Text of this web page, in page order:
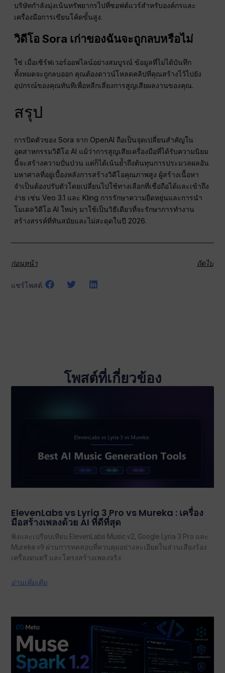
บริษัทกำลังมุ่งเน้นทรัพยากรไปที่ซอฟต์แวร์สำหรับองค์กรและ
เครื่องมือการเขียนโค้ดขั้นสูง.
วิดีโอ Sora เก่าของฉันจะถูกลบหรือไม่
ใช่ เมื่อเซิร์ฟเวอร์ออฟไลน์อย่างสมบูรณ์ ข้อมูลที่ไม่ได้บันทึก
ทั้งหมดจะถูกลบออก คุณต้องดาวน์โหลดคลิปที่คุณสร้างไว้ไปยัง
อุปกรณ์ของคุณทันทีเพื่อหลีกเลี่ยงการสูญเสียผลงานของคุณ.
สรุป
การปิดตัวของ Sora จาก OpenAI ถือเป็นจุดเปลี่ยนสำคัญใน
อุตสาหกรรมวิดีโอ AI แม้ว่าการสูญเสียเครื่องมือที่ได้รับความนิยม
นี้จะสร้างความปั่นป่วน แต่ก็ได้เน้นย้ำถึงต้นทุนการประมวลผลอัน
มหาศาลที่อยู่เบื้องหลังการสร้างวิดีโอคุณภาพสูง ผู้สร้างเนื้อหา
จำเป็นต้องปรับตัวโดยเปลี่ยนไปใช้ทางเลือกที่เชื่อถือได้และเข้าถึง
ง่าย เช่น Veo 3.1 และ Kling การรักษาความยืดหยุ่นและการนำ
โมเดลวิดีโอ AI ใหม่ๆ มาใช้เป็นวิธีเดียวที่จะรักษาการทำงาน
สร้างสรรค์ที่ทันสมัยและไม่สะดุดในปี 2026.
ก่อนหน้า ถัดไป
แชร์โพสต์:
โพสต์ที่เกี่ยวข้อง
ElevenLabs vs Lyria 3 Pro vs Mureka : เครื่อง
มือสร้างเพลงด้วย AI ที่ดีที่สุด
ฟังและเปรียบเทียบ ElevenLabs Music v2, Google Lyria 3 Pro และ
Mureka v9 ผ่านการทดสอบที่ควบคุมอย่างละเอียดในส่วนเสียงร้อง
เครื่องดนตรี และโครงสร้างเพลงจริง.
อ่านเพิ่มเติม